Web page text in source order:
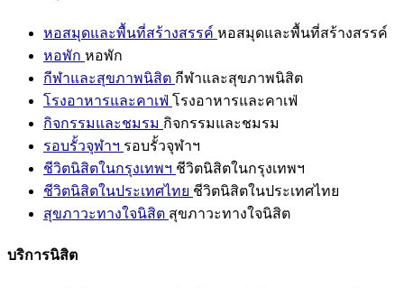
หอสมุดและพื้นที่สร้างสรรค์ หอสมุดและพื้นที่สร้างสรรค์
หอพัก หอพัก
กีฬาและสุขภาพนิสิต กีฬาและสุขภาพนิสิต
โรงอาหารและคาเฟ่ โรงอาหารและคาเฟ่
กิจกรรมและชมรม กิจกรรมและชมรม
รอบรั้วจุฬาฯ รอบรั้วจุฬาฯ
ชีวิตนิสิตในกรุงเทพฯ ชีวิตนิสิตในกรุงเทพฯ
ชีวิตนิสิตในประเทศไทย ชีวิตนิสิตในประเทศไทย
สุขภาวะทางใจนิสิต สุขภาวะทางใจนิสิต
บริการนิสิต